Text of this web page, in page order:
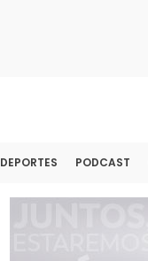
DEPORTES PODCAST